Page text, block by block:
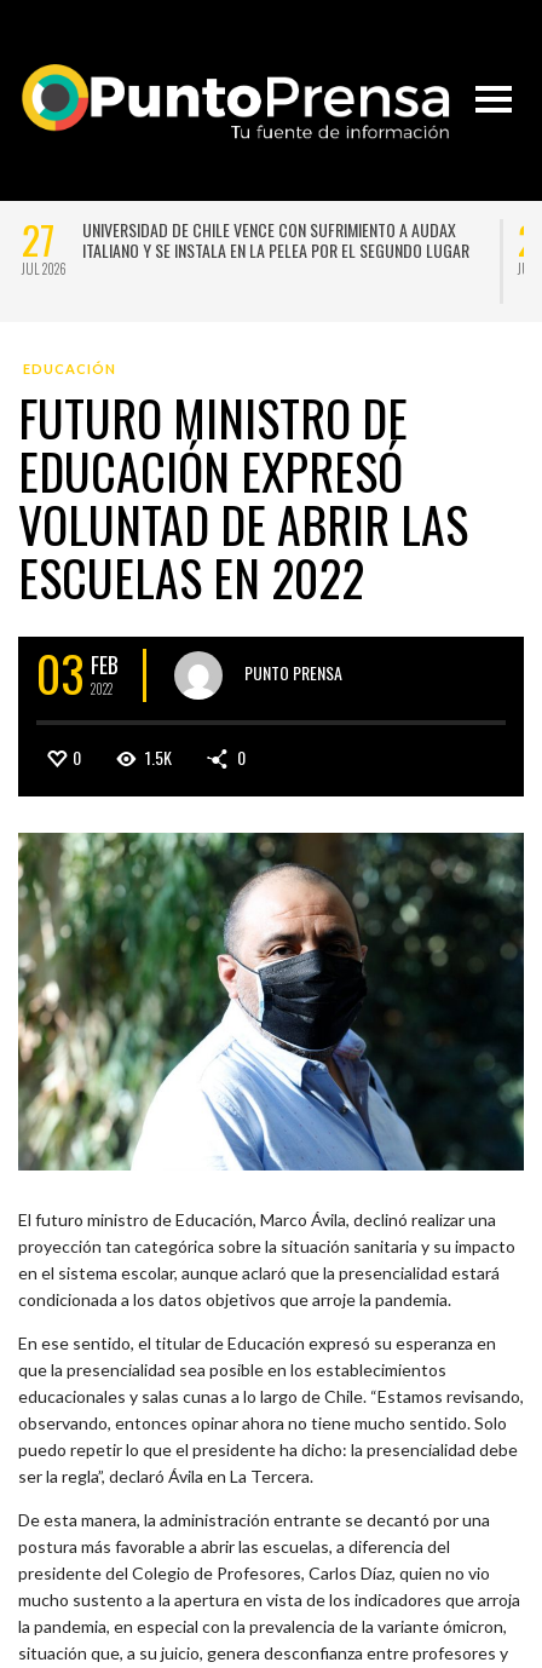
27
JUL 2026
UNIVERSIDAD DE CHILE VENCE CON SUFRIMIENTO A AUDAX
ITALIANO Y SE INSTALA EN LA PELEA POR EL SEGUNDO LUGAR
JUL
EDUCACIÓN
FUTURO MINISTRO DE
EDUCACIÓN EXPRESÓ
VOLUNTAD DE ABRIR LAS
ESCUELAS EN 2022
03 FEB
2022
PUNTO PRENSA
0 1.5K 0
El futuro ministro de Educación, Marco Ávila, declinó realizar una
proyección tan categórica sobre la situación sanitaria y su impacto
en el sistema escolar, aunque aclaró que la presencialidad estará
condicionada a los datos objetivos que arroje la pandemia.
En ese sentido, el titular de Educación expresó su esperanza en
que la presencialidad sea posible en los establecimientos
educacionales y salas cunas a lo largo de Chile. “Estamos revisando,
observando, entonces opinar ahora no tiene mucho sentido. Solo
puedo repetir lo que el presidente ha dicho: la presencialidad debe
ser la regla”, declaró Ávila en La Tercera.
De esta manera, la administración entrante se decantó por una
postura más favorable a abrir las escuelas, a diferencia del
presidente del Colegio de Profesores, Carlos Díaz, quien no vio
mucho sustento a la apertura en vista de los indicadores que arroja
la pandemia, en especial con la prevalencia de la variante ómicron,
situación que, a su juicio, genera desconfianza entre profesores y